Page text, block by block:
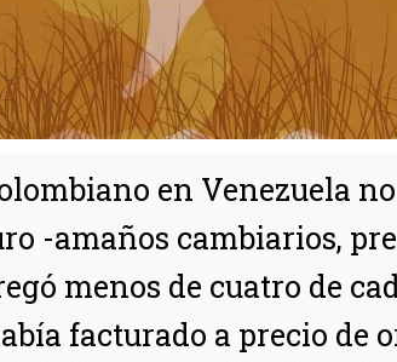
en Venezuela
-amaños cambiarios,
menos de cuatro de
facturado a precio de